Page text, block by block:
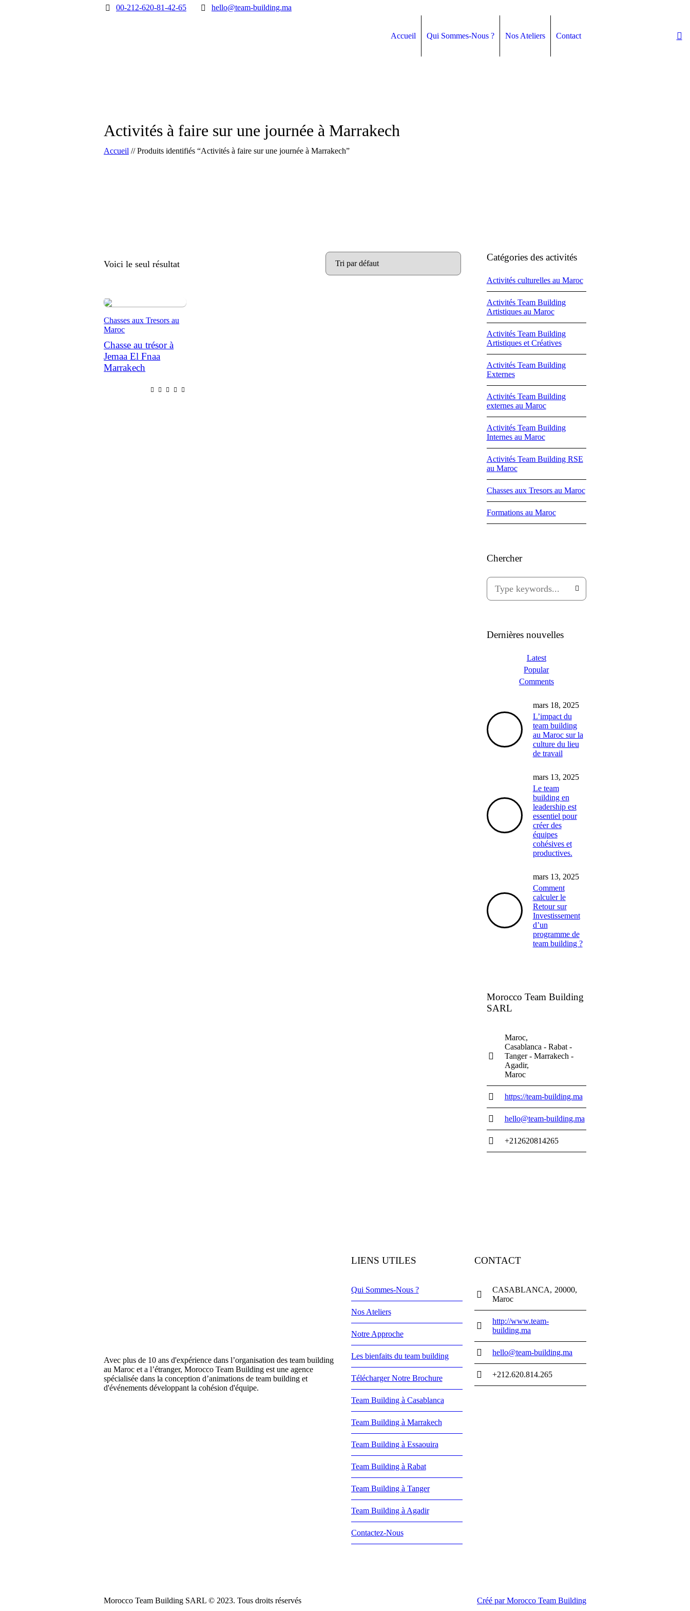
00-212-620-81-42-65 hello@team-building.ma
Accueil Qui Sommes-Nous ? Nos Ateliers Contact
Activités à faire sur une journée à Marrakech
Accueil //Produits identifiés “Activités à faire sur une journée à Marrakech”
Voici le seul résultat
Chasses aux Tresors au
Maroc
Chasse au trésor à
Jemaa El Fnaa
Marrakech
Catégories des activités
Activités culturelles au Maroc
Activités Team Building
Artistiques au Maroc
Activités Team Building
Artistiques et Créatives
Activités Team Building
Externes
Activités Team Building
externes au Maroc
Activités Team Building
Internes au Maroc
Activités Team Building RSE
au Maroc
Chasses aux Tresors au Maroc
Formations au Maroc
Chercher
Dernières nouvelles
Latest
Popular
Comments
mars 18, 2025
L’impact du
team building
au Maroc sur la
culture du lieu
de travail
mars 13, 2025
Le team
building en
leadership est
essentiel pour
créer des
équipes
cohésives et
productives.
mars 13, 2025
Comment
calculer le
Retour sur
Investissement
d’un
programme de
team building ?
Morocco Team Building
SARL
Maroc
Casablanca - Rabat -
Tanger - Marrakech -
Agadir
Maroc
https://team-building.ma
hello@team-building.ma
+212620814265
Avec plus de 10 ans d'expérience dans l’organisation des team building
au Maroc et a l’étranger, Morocco Team Building est une agence
spécialisée dans la conception d’animations de team building et
d'événements développant la cohésion d'équipe.
LIENS UTILES
Qui Sommes-Nous ?
Nos Ateliers
Notre Approche
Les bienfaits du team building
Télécharger Notre Brochure
Team Building à Casablanca
Team Building à Marrakech
Team Building à Essaouira
Team Building à Rabat
Team Building à Tanger
Team Building à Agadir
Contactez-Nous
CONTACT
CASABLANCA
20000
Maroc
http://www.team-
building.ma
hello@team-building.ma
+212.620.814.265
Créé par Morocco Team Building
Morocco Team Building SARL © 2023. Tous droits réservés